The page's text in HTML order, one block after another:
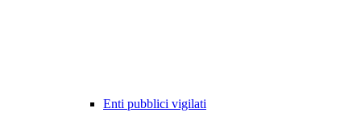
Enti pubblici vigilati